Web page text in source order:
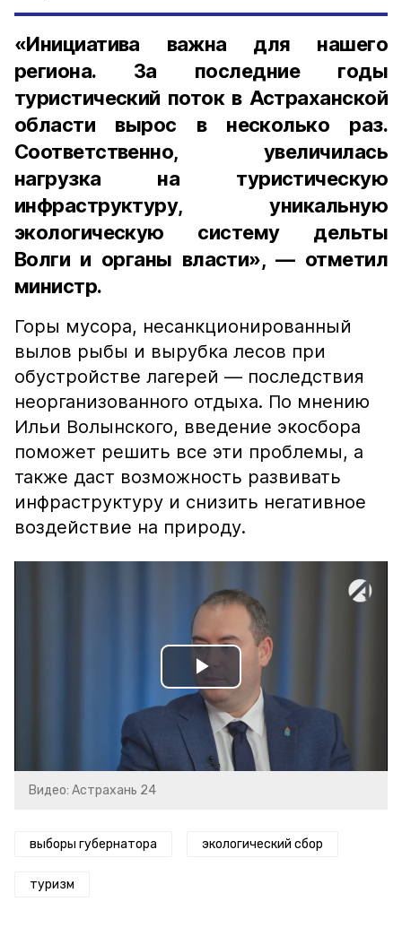
«Инициатива важна для нашего
региона. За последние годы
туристический поток в Астраханской
области вырос в несколько раз.
Соответственно, увеличилась
нагрузка на туристическую
инфраструктуру, уникальную
экологическую систему дельты
Волги и органы власти», — отметил
министр.
Горы мусора, несанкционированный
вылов рыбы и вырубка лесов при
обустройстве лагерей — последствия
неорганизованного отдыха. По мнению
Ильи Волынского, введение экосбора
поможет решить все эти проблемы, а
также даст возможность развивать
инфраструктуру и снизить негативное
воздействие на природу.
Play
Video
Видео: Астрахань 24
выборы губернатора экологический сбор
туризм